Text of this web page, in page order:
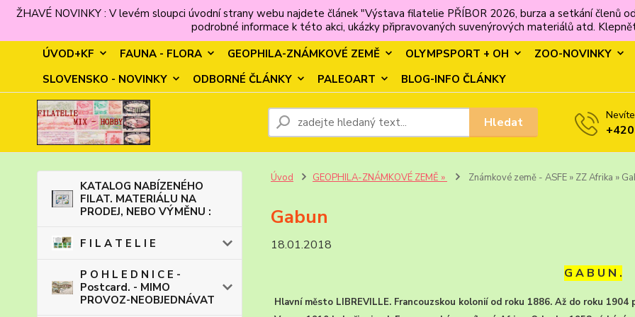
ŽHAVÉ NOVINKY : V levém sloupci úvodní strany webu najdete článek "Výstava filatelie PŘÍBOR 2026, burza a setkání členů
podrobné informace k této akci, ukázky připravovaných suvenýrových materiálů atd.
ÚVOD+KF
FAUNA - FLORA GEOPHILA-ZNÁMKOVÉ ZEMĚ OLYMPSPORT + OH
ZOO-NOVINKY
SLOVENSKO - NOVINKY
ODBORNÉ ČLÁNKY PALEOART BLOG-INFO ČLÁNKY
Hledat
KATALOG NABÍZENÉHO
FILAT. MATERIÁLU NA
PRODEJ, NEBO VÝMĚNU :
F I L A T E L I E
P O H L E D N I C E -
Postcard. - MIMO
PROVOZ-NEOBJEDNÁVAT
Úvod GEOPHILA-ZNÁMKOVÉ ZEMĚ » Známkové země - ASFE » ZZ Afrika »
Gabun
18.01.2018
G A B U N .
Hlavní město LIBREVILLE. Francouzskou kolonií od roku 1886. Až do roku